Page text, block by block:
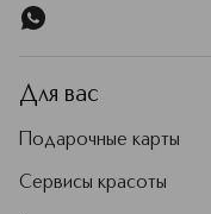
Для вас
Подарочные карты
Сервисы красоты